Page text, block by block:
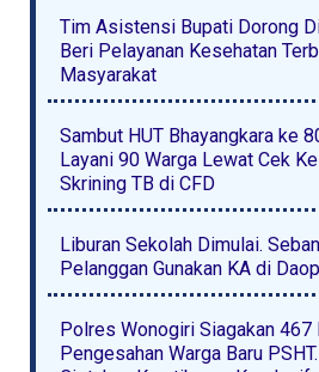
Tim Asistensi Bupati Dorong
Beri Pelayanan Kesehatan
Masyarakat
Sambut HUT Bhayangkara ke
Layani 90 Warga Lewat Cek
Skrining TB di CFD
Liburan Sekolah Dimulai.
Pelanggan Gunakan KA di
Polres Wonogiri Siagakan
Pengesahan Warga Baru